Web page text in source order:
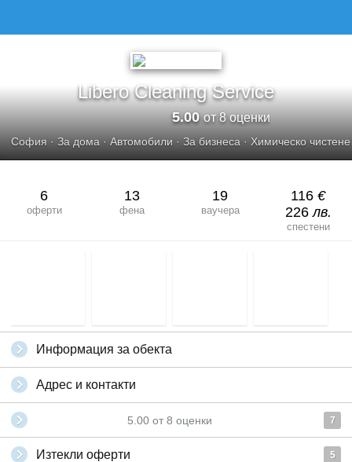
Libero Cleaning Service
5.00от 8 оценки
София · За дома ·Автомобили · За бизнеса · Химическо чистене
6
оферти
13
фена
19
ваучера
116 €
226лв.
спестени
Информация за обекта
Адрес и контакти
5.00 от 8 оценки 7
Изтекли оферти 5